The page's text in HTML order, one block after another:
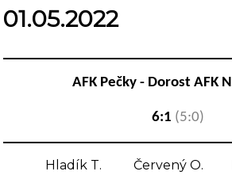
01.05.2022
AFK Pečky - Dorost AFK
6:1 (5:0)
Hladík T. Červený O.